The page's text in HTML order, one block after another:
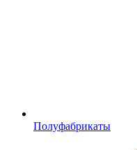
Полуфабрикаты